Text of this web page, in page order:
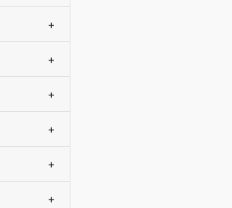
+
+
+
+
+
+